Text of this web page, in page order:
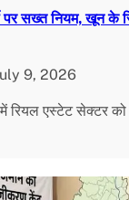
सख्त नियम, खून के
9, 2026
में रियल एस्टेट सेक्टर